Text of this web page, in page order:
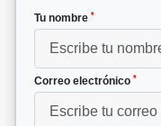
Tu nombre *
Correo electrónico *